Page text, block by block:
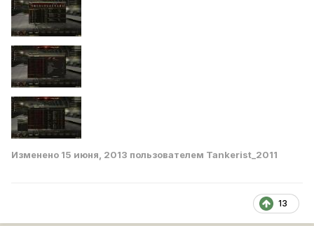
Изменено 15 июня, 2013 пользователем Tankerist_2011
13